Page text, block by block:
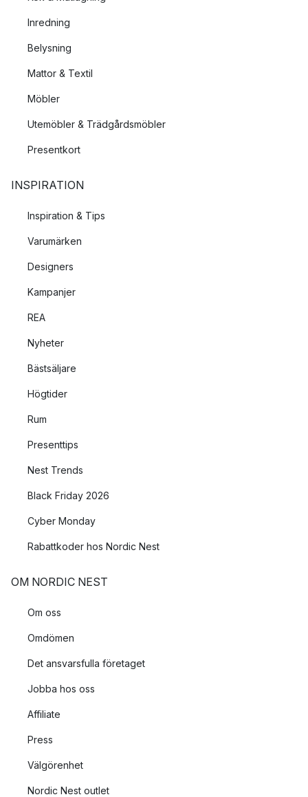
Inredning
Belysning
Mattor & Textil
Möbler
Utemöbler & Trädgårdsmöbler
Presentkort
INSPIRATION
Inspiration & Tips
Varumärken
Designers
Kampanjer
REA
Nyheter
Bästsäljare
Högtider
Rum
Presenttips
Nest Trends
Black Friday 2026
Cyber Monday
Rabattkoder hos Nordic Nest
OM NORDIC NEST
Om oss
Omdömen
Det ansvarsfulla företaget
Jobba hos oss
Affiliate
Press
Välgörenhet
Nordic Nest outlet